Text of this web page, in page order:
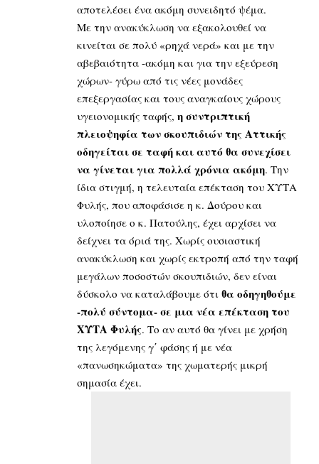
αποτελέσει ένα ακόμη συνειδητό ψέμα.
Με την ανακύκλωση να εξακολουθεί να
κινείται σε πολύ «ρηχά νερά» και με την
αβεβαιότητα -ακόμη και για την εξεύρεση
χώρων- γύρω από τις νέες μονάδες
επεξεργασίας και τους αναγκαίους χώρους
υγειονομικής ταφής, η συντριπτική
πλειοψηφία των σκουπιδιών της Αττικής
οδηγείται σε ταφή και αυτό θα συνεχίσει
να γίνεται για πολλά χρόνια ακόμη. Την
ίδια στιγμή, η τελευταία επέκταση του ΧΥΤΑ
Φυλής, που αποφάσισε η κ. Δούρου και
υλοποίησε ο κ. Πατούλης, έχει αρχίσει να
δείχνει τα όριά της. Χωρίς ουσιαστική
ανακύκλωση και χωρίς εκτροπή από την ταφή
μεγάλων ποσοστών σκουπιδιών, δεν είναι
δύσκολο να καταλάβουμε ότι θα οδηγηθούμε
-πολύ σύντομα- σε μια νέα επέκταση του
ΧΥΤΑ Φυλής. Το αν αυτό θα γίνει με χρήση
της λεγόμενης γ΄ φάσης ή με νέα
«πανωσηκώματα» της χωματερής μικρή
σημασία έχει.